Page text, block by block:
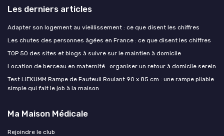
Les derniers articles
Adapter son logement au vieillissement : ce que disent les chiffres
Les chutes des personnes âgées en France : ce que disent les chiffres
TOP 50 des sites et blogs à suivre sur le maintien à domicile
Location de berceau en maternité : organiser un retour à domicile serein
Test LIEKUMM Rampe de Fauteuil Roulant 90 x 85 cm : une rampe pliable
simple qui fait le job à la maison
Ma Maison Médicale
Rejoindre le club